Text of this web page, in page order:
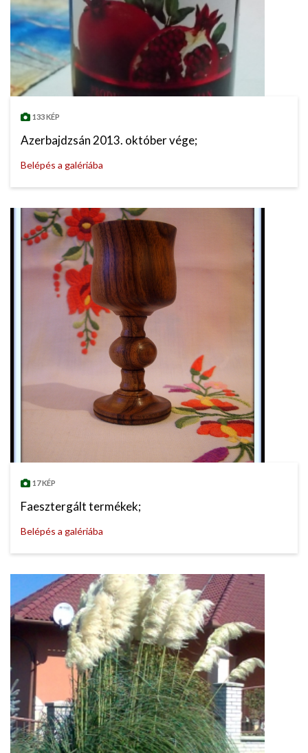
133 KÉP
Azerbajdzsán 2013. október vége;
Belépés a galériába
17 KÉP
Faesztergált termékek;
Belépés a galériába